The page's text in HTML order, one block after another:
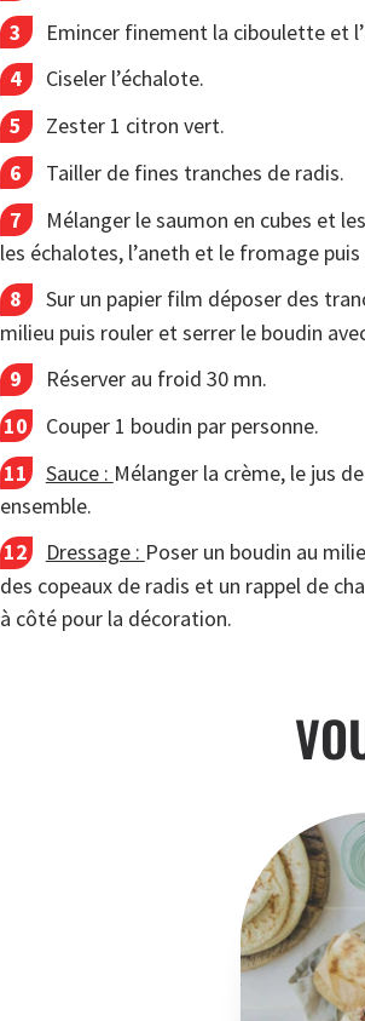
Emincer finement la ciboulette et
Ciseler l’échalote.
Zester 1 citron vert.
Tailler de fines tranches de radis.
Mélanger le saumon en cubes et
les échalotes, l’aneth et le fromage puis
Sur un papier film déposer des
milieu puis rouler et serrer le boudin
Réserver au froid 30 mn.
Couper 1 boudin par personne.
Sauce : Mélanger la crème, le jus
ensemble.
Dressage : Poser un boudin au
des copeaux de radis et un rappel de
à côté pour la décoration.